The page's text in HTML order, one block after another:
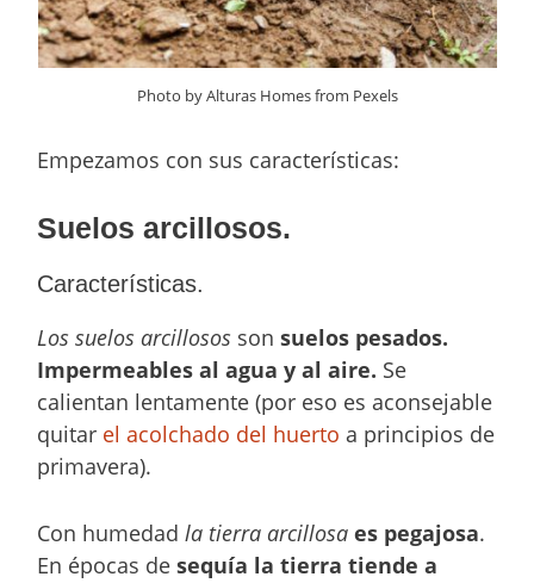
Photo by Alturas Homes from Pexels
Empezamos con sus características:
Suelos arcillosos.
Características.
Los suelos arcillosos son suelos pesados.
Impermeables al agua y al aire. Se
calientan lentamente (por eso es aconsejable
quitar el acolchado del huerto a principios de
primavera).
Con humedad la tierra arcillosa es pegajosa.
En épocas desequía la tierra tiende a